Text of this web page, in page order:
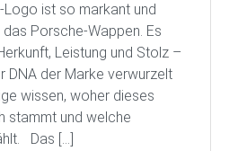
ist so markant und
Porsche-Wappen. Es
Leistung und Stolz –
DNA der Marke verwurzelt
wissen, woher dieses
stammt und welche
Das […]